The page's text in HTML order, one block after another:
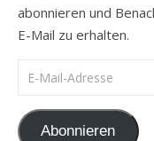
abonnieren und
E-Mail zu erhalten.
E-Mail-Adresse
Abonnieren